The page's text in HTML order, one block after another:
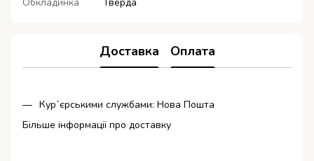
Доставка Оплата
Кур`єрськими службами: Нова Пошта
Більше інформації про доставку